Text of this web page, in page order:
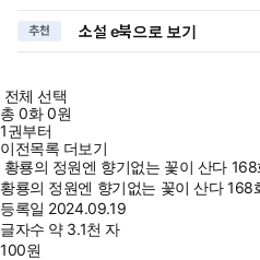
추천 소설 e북으로 보기
전체 선택
총0화0원
1권부터
이전목록 더보기
황룡의 정원엔 향기없는 꽃이 산다
황룡의 정원엔 향기없는 꽃이 산다 168
등록일 2024.09.19
글자수 약 3.1천 자
100원